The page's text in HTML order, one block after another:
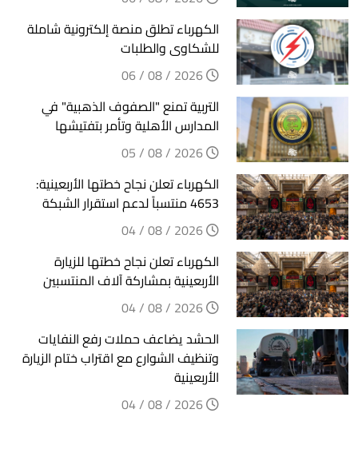
الكهرباء تطلق منصة إلكترونية شاملة
للشكاوى والطلبات
التربية تمنع "الصفوف الذهبية" في
المدارس الأهلية وتأمر بتفتيشها
الكهرباء تعلن نجاح خطتها الأربعينية:
4653 منتسباً لدعم استقرار الشبكة
الكهرباء تعلن نجاح خطتها للزيارة
الأربعينية بمشاركة آلاف المنتسبين
الحشد يضاعف حملات رفع النفايات
وتنظيف الشوارع مع اقتراب ختام الزيارة
الأربعينية